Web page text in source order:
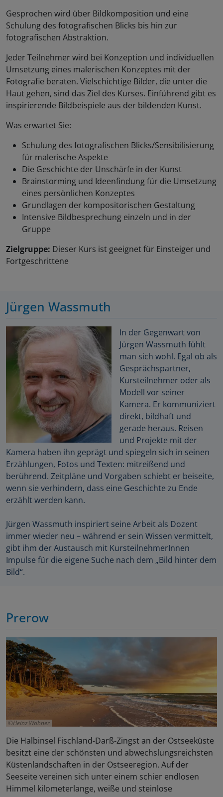
Gesprochen wird über Bildkomposition und eine
Schulung des fotografischen Blicks bis hin zur
fotografischen Abstraktion.
Jeder Teilnehmer wird bei Konzeption und individuellen
Umsetzung eines malerischen Konzeptes mit der
Fotografie beraten. Vielschichtige Bilder, die unter die
Haut gehen, sind das Ziel des Kurses. Einführend gibt es
inspirierende Bildbeispiele aus der bildenden Kunst.
Was erwartet Sie:
Schulung des fotografischen Blicks/Sensibilisierung
für malerische Aspekte
Die Geschichte der Unschärfe in der Kunst
Brainstorming und Ideenfindung für die Umsetzung
eines persönlichen Konzeptes
Grundlagen der kompositorischen Gestaltung
Intensive Bildbesprechung einzeln und in der
Gruppe
Zielgruppe: Dieser Kurs ist geeignet für Einsteiger und
Fortgeschrittene
Jürgen Wassmuth
In der Gegenwart von
Jürgen Wassmuth fühlt
man sich wohl. Egal ob als
Gesprächspartner,
Kursteilnehmer oder als
Modell vor seiner
Kamera. Er kommuniziert
direkt, bildhaft und
gerade heraus. Reisen
und Projekte mit der
Kamera haben ihn geprägt und spiegeln sich in seinen
Erzählungen, Fotos und Texten: mitreißend und
berührend. Zeitpläne und Vorgaben schiebt er beiseite,
wenn sie verhindern, dass eine Geschichte zu Ende
erzählt werden kann.
Jürgen Wassmuth inspiriert seine Arbeit als Dozent
immer wieder neu – während er sein Wissen vermittelt,
gibt ihm der Austausch mit KursteilnehmerInnen
Impulse für die eigene Suche nach dem „Bild hinter dem
Bild“.
Prerow
Heinz Wohner
Die Halbinsel Fischland-Darß-Zingst an der Ostseeküste
besitzt eine der schönsten und abwechslungsreichsten
Küstenlandschaften in der Ostseeregion. Auf der
Seeseite vereinen sich unter einem schier endlosen
Himmel kilometerlange, weiße und steinlose